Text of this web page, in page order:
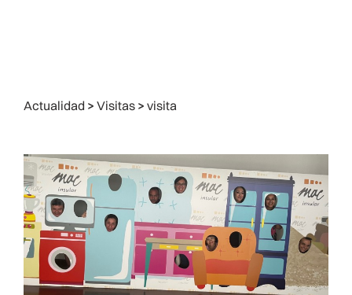
Actualidad > Visitas > visita